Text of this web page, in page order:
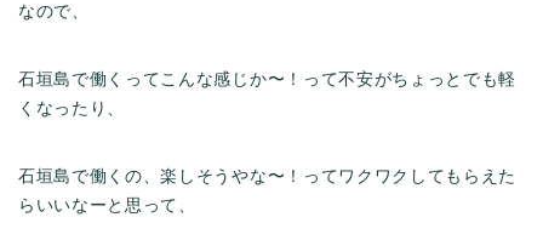
なので、
石垣島で働くってこんな感じか〜！って不安がちょっとでも軽
くなったり、
石垣島で働くの、楽しそうやな〜！ってワクワクしてもらえた
らいいなーと思って、